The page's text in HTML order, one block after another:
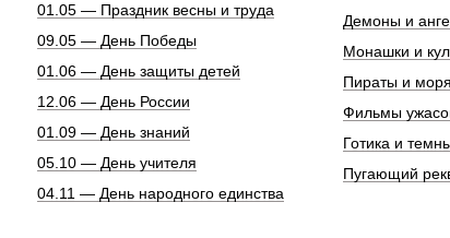
Демоны и
Монашки и
Пираты и
Фильмы
Готика и
Пугающий
01.05 — Праздник весны и труда
09.05 — День Победы
01.06 — День защиты детей
12.06 — День России
01.09 — День знаний
05.10 — День учителя
04.11 — День народного единства